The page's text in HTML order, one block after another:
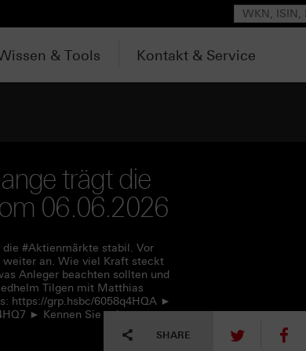
Suche
& Tools Kontakt & Service
trägt die
06.06.2026
#Aktienmärkte stabil. Vor
weiter an. Wie viel Kraft steckt
Anleger beachten sollten und
Tilgen mit Matthias
https://grp.hsbc/6058q4HQA ►
► Kennen Sie schon
SHARE tweet